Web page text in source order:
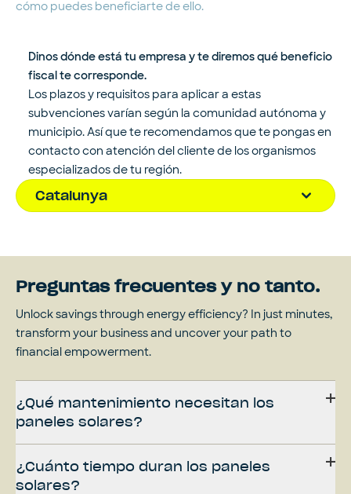
cómo puedes beneficiarte de ello.
Dinos dónde está tu empresa y te diremos qué beneficio
fiscal te corresponde.
Los plazos y requisitos para aplicar a estas
subvenciones varían según la comunidad autónoma y
municipio. Así que te recomendamos que te pongas en
contacto con atención del cliente de los organismos
especializados de tu región.
Catalunya
Preguntas frecuentes y no tanto.
Unlock savings through energy efficiency? In just minutes,
transform your business and uncover your path to
financial empowerment.
¿Qué mantenimiento necesitan los
paneles solares?
¿Cuánto tiempo duran los paneles
solares?